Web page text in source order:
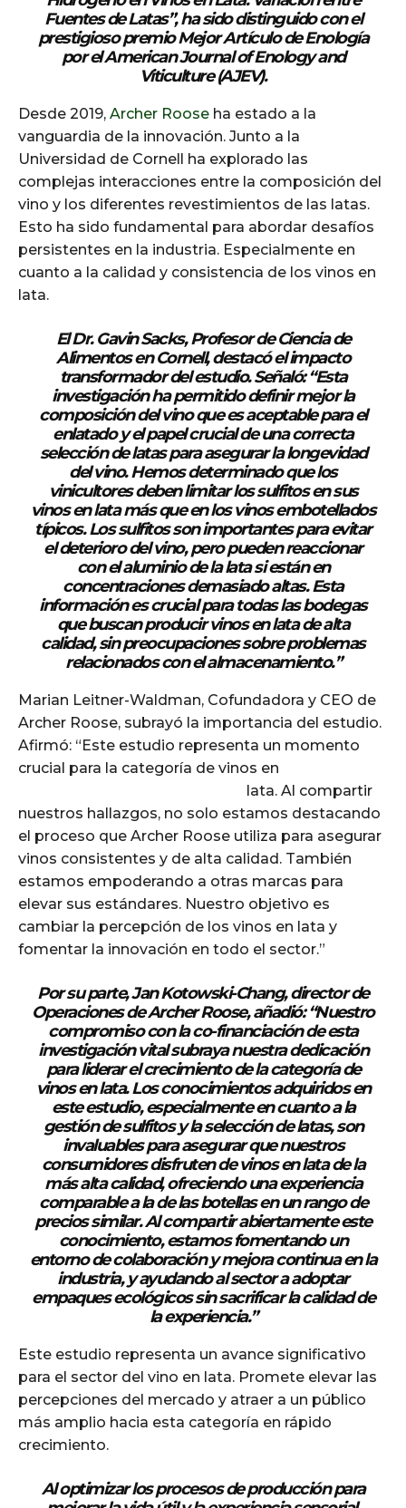
Fuentes de Latas”, ha sido distinguido con el
prestigioso premio Mejor Artículo de Enología
por el American Journal of Enology and
Viticulture (AJEV).
Desde 2019, Archer Roose ha estado a la
vanguardia de la innovación. Junto a la
Universidad de Cornell ha explorado las
complejas interacciones entre la composición del
vino y los diferentes revestimientos de las latas.
Esto ha sido fundamental para abordar desafíos
persistentes en la industria. Especialmente en
cuanto a la calidad y consistencia de los vinos en
lata.
El Dr. Gavin Sacks, Profesor de Ciencia de
Alimentos en Cornell, destacó el impacto
transformador del estudio. Señaló: “Esta
investigación ha permitido definir mejor la
composición del vino que es aceptable para el
enlatado y el papel crucial de una correcta
selección de latas para asegurar la longevidad
del vino. Hemos determinado que los
vinicultores deben limitar los sulfitos en sus
vinos en lata más que en los vinos embotellados
típicos. Los sulfitos son importantes para evitar
el deterioro del vino, pero pueden reaccionar
con el aluminio de la lata si están en
concentraciones demasiado altas. Esta
información es crucial para todas las bodegas
que buscan producir vinos en lata de alta
calidad, sin preocupaciones sobre problemas
relacionados con el almacenamiento.”
Marian Leitner-Waldman, Cofundadora y CEO de
Archer Roose, subrayó la importancia del estudio.
Afirmó: “Este estudio representa un momento
crucial para la categoría de vinos en
lata. Al compartir
nuestros hallazgos, no solo estamos destacando
el proceso que Archer Roose utiliza para asegurar
vinos consistentes y de alta calidad. También
estamos empoderando a otras marcas para
elevar sus estándares. Nuestro objetivo es
cambiar la percepción de los vinos en lata y
fomentar la innovación en todo el sector.”
Por su parte, Jan Kotowski-Chang, director de
Operaciones de Archer Roose, añadió: “Nuestro
compromiso con la co-financiación de esta
investigación vital subraya nuestra dedicación
para liderar el crecimiento de la categoría de
vinos en lata. Los conocimientos adquiridos en
este estudio, especialmente en cuanto a la
gestión de sulfitos y la selección de latas, son
invaluables para asegurar que nuestros
consumidores disfruten de vinos en lata de la
más alta calidad, ofreciendo una experiencia
comparable a la de las botellas en un rango de
precios similar. Al compartir abiertamente este
conocimiento, estamos fomentando un
entorno de colaboración y mejora continua en la
industria, y ayudando al sector a adoptar
empaques ecológicos sin sacrificar la calidad de
la experiencia.”
Este estudio representa un avance significativo
para el sector del vino en lata. Promete elevar las
percepciones del mercado y atraer a un público
más amplio hacia esta categoría en rápido
crecimiento.
Al optimizar los procesos de producción para